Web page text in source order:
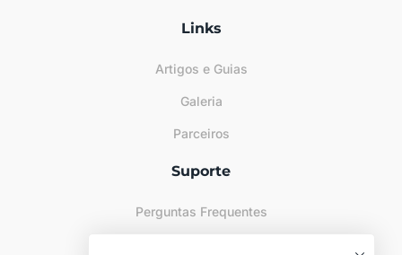
Links
Artigos e Guias
Galeria
Parceiros
Suporte
Perguntas Frequentes